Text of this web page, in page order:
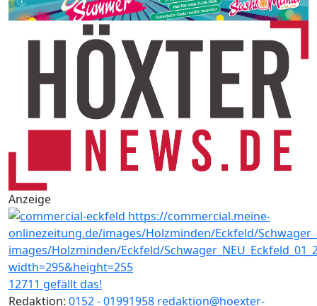
Anzeige
12711 gefällt das!
Redaktion: 0152 - 01991958 redaktion@hoexter-